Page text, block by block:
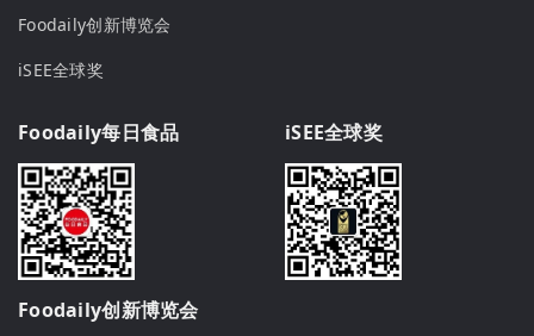
Foodaily创新博览会
iSEE全球奖
Foodaily每日食品 iSEE全球奖
Foodaily创新博览会